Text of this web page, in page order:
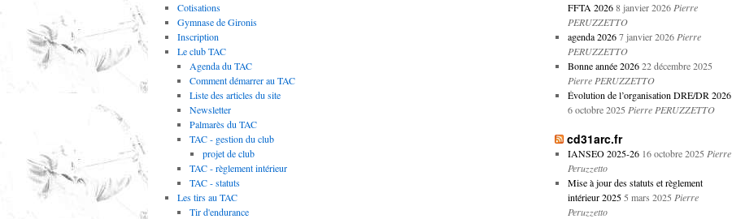
Cotisations
Gymnase de Gironis
Inscription
Le club TAC
Agenda du TAC
Comment démarrer au TAC
Liste des articles du site
Newsletter
Palmarès du TAC
TAC - gestion du club
projet de club
TAC - règlement intérieur
TAC - statuts
Les tirs au TAC
Tir d'endurance
FFTA 2026 8 janvier 2026 Pierre
PERUZZETTO
agenda 2026 7 janvier 2026 Pierre
PERUZZETTO
Bonne année 2026 22 décembre 2025
Pierre PERUZZETTO
Évolution de l’organisation DRE/DR 2026
6 octobre 2025 Pierre PERUZZETTO
cd31arc.fr
IANSEO 2025-26 16 octobre 2025 Pierre
Peruzzetto
Mise à jour des statuts et règlement
intérieur 2025 5 mars 2025 Pierre
Peruzzetto